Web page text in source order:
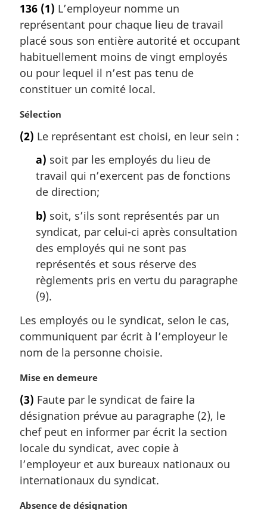
t
e
m
a
g
i
a
l
e
136 (1) L’employeur nomme un
représentant pour chaque lieu de travail
placé sous son entière autorité et occupant
habituellement moins de vingt employés
ou pour lequel il n’est pas tenu de
constituer un comité local.
N
t
Sélection
(2) Le représentant est choisi, en leur sein :
a) soit par les employés du lieu de
travail qui n’exercent pas de fonctions
de direction;
b) soit, s’ils sont représentés par un
syndicat, par celui-ci après consultation
des employés qui ne sont pas
représentés et sous réserve des
règlements pris en vertu du paragraphe
(9).
Les employés ou le syndicat, selon le cas,
communiquent par écrit à l’employeur le
nom de la personne choisie.
N
t
e
m
a
g
i
Mise en demeure
(3) Faute par le syndicat de faire la
désignation prévue au paragraphe (2), le
chef peut en informer par écrit la section
locale du syndicat, avec copie à
l’employeur et aux bureaux nationaux ou
internationaux du syndicat.
N
Absence de désignation